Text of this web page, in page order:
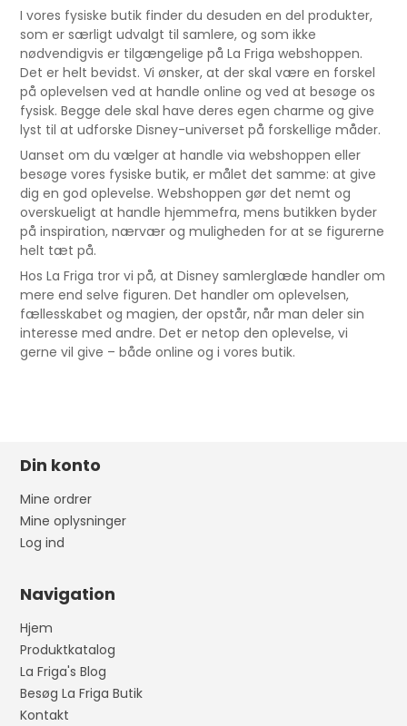
I vores fysiske butik finder du desuden en del produkter,
som er særligt udvalgt til samlere, og som ikke
nødvendigvis er tilgængelige på La Friga webshoppen.
Det er helt bevidst. Vi ønsker, at der skal være en forskel
på oplevelsen ved at handle online og ved at besøge os
fysisk. Begge dele skal have deres egen charme og give
lyst til at udforske Disney-universet på forskellige måder.
Uanset om du vælger at handle via webshoppen eller
besøge vores fysiske butik, er målet det samme: at give
dig en god oplevelse. Webshoppen gør det nemt og
overskueligt at handle hjemmefra, mens butikken byder
på inspiration, nærvær og muligheden for at se figurerne
helt tæt på.
Hos La Friga tror vi på, at Disney samlerglæde handler om
mere end selve figuren. Det handler om oplevelsen,
fællesskabet og magien, der opstår, når man deler sin
interesse med andre. Det er netop den oplevelse, vi
gerne vil give – både online og i vores butik.
Din konto
Mine ordrer
Mine oplysninger
Log ind
Navigation
Hjem
Produktkatalog
La Friga's Blog
Besøg La Friga Butik
Kontakt